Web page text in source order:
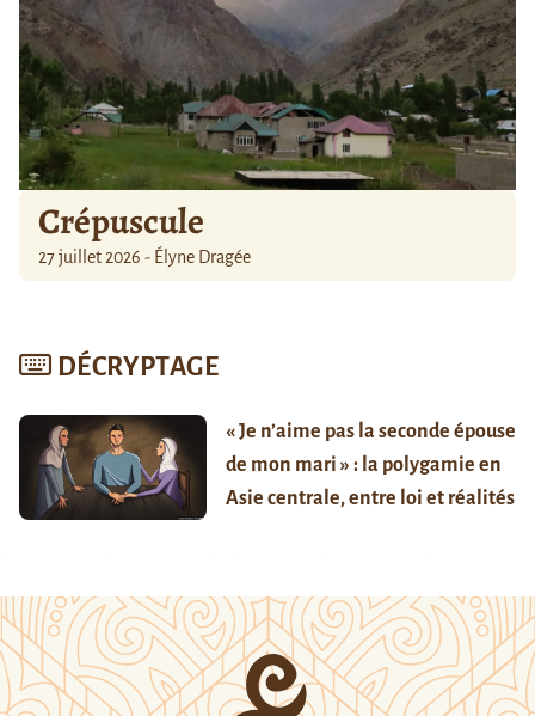
Crépuscule
27 juillet 2026 - Élyne Dragée
DÉCRYPTAGE
« Je n’aime pas la seconde épouse
de mon mari » : la polygamie en
Asie centrale, entre loi et réalités